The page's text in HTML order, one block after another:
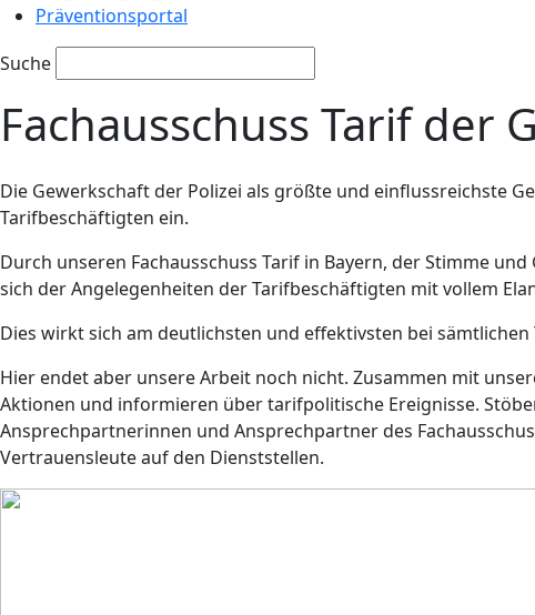
Präventionsportal
Suche
Fachausschuss Tarif der
Die Gewerkschaft der Polizei als größte und einflussreichste
Tarifbeschäftigten ein.
Durch unseren Fachausschuss Tarif in Bayern, der Stimme
sich der Angelegenheiten der Tarifbeschäftigten mit vollem
Dies wirkt sich am deutlichsten und effektivsten bei
Hier endet aber unsere Arbeit noch nicht. Zusammen mit
Aktionen und informieren über tarifpolitische Ereignisse.
Ansprechpartnerinnen und Ansprechpartner des
Vertrauensleute auf den Dienststellen.